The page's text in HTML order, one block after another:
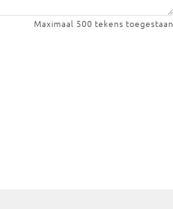
Maximaal 500 tekens toegestaan